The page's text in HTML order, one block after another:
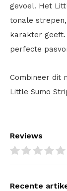
gevoel. Het
tonale
karakter geeft.
perfecte
Combineer dit
Little Sumo
Reviews
Recente